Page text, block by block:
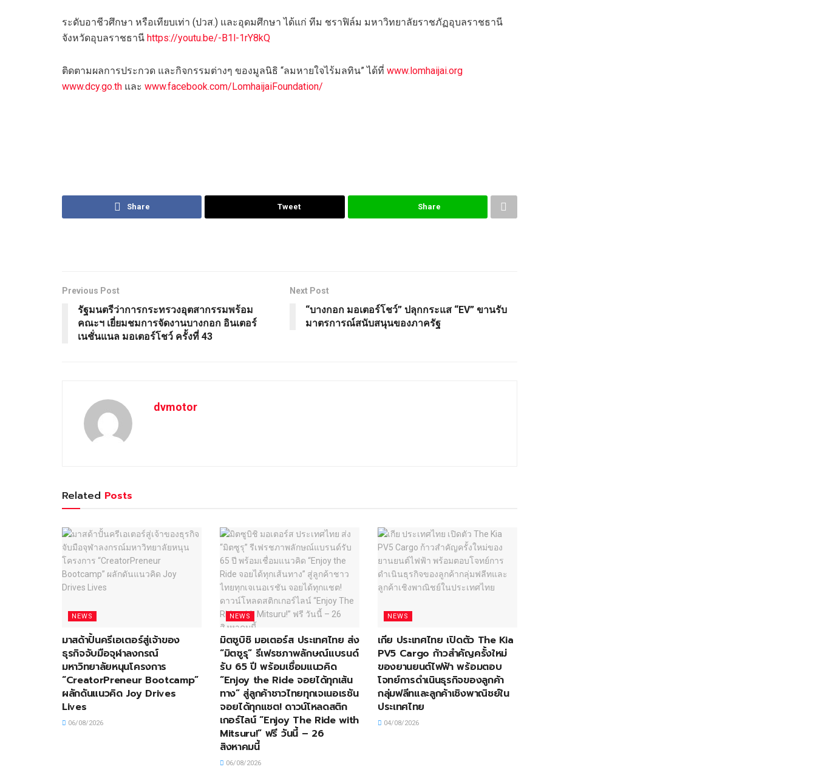
ระดับอาชีวศึกษา หรือเทียบเท่า (ปวส.) และอุดมศึกษา ได้แก่ ทีม ชราฟิล์ม มหาวิทยาลัยราชภัฏอุบลราชธานี
จังหวัดอุบลราชธานี https://youtu.be/-B1l-1rY8kQ
ติดตามผลการประกวด และกิจกรรมต่างๆ ของมูลนิธิ “ลมหายใจไร้มลทิน” ได้ที่ www.lomhaijai.org
www.dcy.go.th และ www.facebook.com/LomhaijaiFoundation/
Share Tweet Share
Previous Post
รัฐมนตรีว่าการกระทรวงอุตสากรรมพร้อม
คณะฯ เยี่ยมชมการจัดงานบางกอก อินเตอร์
เนชั่นแนล มอเตอร์โชว์ ครั้งที่ 43
Next Post
“บางกอก มอเตอร์โชว์” ปลุกกระแส “EV” ขานรับ
มาตรการณ์สนับสนุนของภาครัฐ
dvmotor
Related Posts
NEWS
มาสด้าปั้นครีเอเตอร์สู่เจ้าของ
ธุรกิจจับมือจุฬาลงกรณ์
มหาวิทยาลัยหนุนโครงการ
“CreatorPreneur Bootcamp”
ผลักดันแนวคิด Joy Drives
Lives
06/08/2026
NEWS
มิตซูบิชิ มอเตอร์ส ประเทศไทย ส่ง
“มิตซูรุ” รีเฟรชภาพลักษณ์แบรนด์
รับ 65 ปี พร้อมเชื่อมแนวคิด
“Enjoy the Ride จอยได้ทุกเส้น
ทาง” สู่ลูกค้าชาวไทยทุกเจเนอเรชัน
จอยได้ทุกแชต! ดาวน์โหลดสติก
เกอร์ไลน์ “Enjoy The Ride with
Mitsuru!” ฟรี วันนี้ – 26
สิงหาคมนี้
06/08/2026
NEWS
เกีย ประเทศไทย เปิดตัว The Kia
PV5 Cargo ก้าวสำคัญครั้งใหม่
ของยานยนต์ไฟฟ้า พร้อมตอบ
โจทย์การดำเนินธุรกิจของลูกค้า
กลุ่มฟลีทและลูกค้าเชิงพาณิชย์ใน
ประเทศไทย
04/08/2026